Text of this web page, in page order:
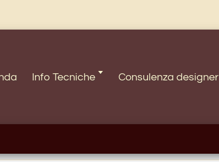
Info Tecniche 🢓 Consulenza designer